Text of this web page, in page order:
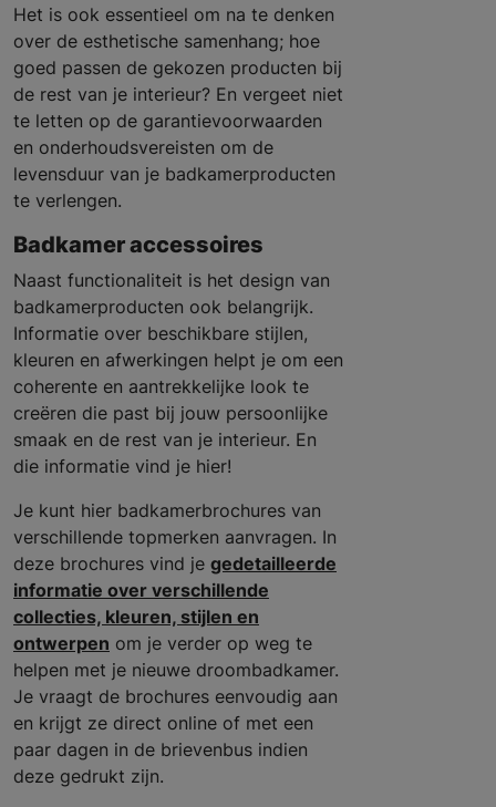
Het is ook essentieel om na te denken
over de esthetische samenhang; hoe
goed passen de gekozen producten bij
de rest van je interieur? En vergeet niet
te letten op de garantievoorwaarden
en onderhoudsvereisten om de
levensduur van je badkamerproducten
te verlengen.
Badkamer accessoires
Naast functionaliteit is het design van
badkamerproducten ook belangrijk.
Informatie over beschikbare stijlen,
kleuren en afwerkingen helpt je om een
coherente en aantrekkelijke look te
creëren die past bij jouw persoonlijke
smaak en de rest van je interieur. En
die informatie vind je hier!
Je kunt hier badkamerbrochures van
verschillende topmerken aanvragen. In
deze brochures vind je gedetailleerde
informatie over verschillende
collecties, kleuren, stijlen en
ontwerpen om je verder op weg te
helpen met je nieuwe droombadkamer.
Je vraagt de brochures eenvoudig aan
en krijgt ze direct online of met een
paar dagen in de brievenbus indien
deze gedrukt zijn.